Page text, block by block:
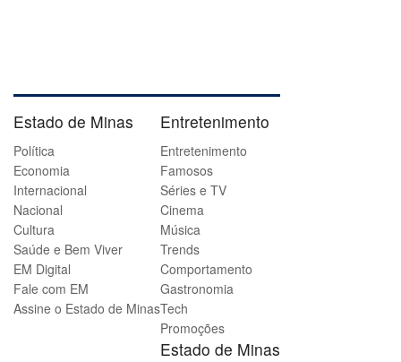
Estado de Minas
Política
Economia
Internacional
Nacional
Cultura
Saúde e Bem Viver
EM Digital
Fale com EM
Assine o Estado de Minas
Entretenimento
Entretenimento
Famosos
Séries e TV
Cinema
Música
Trends
Comportamento
Gastronomia
Tech
Promoções
Estado de Minas